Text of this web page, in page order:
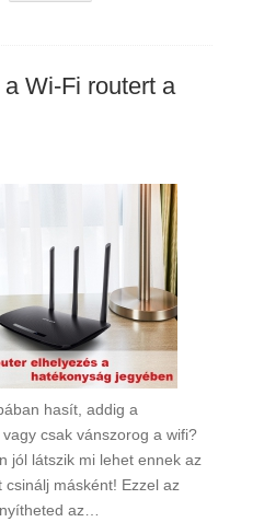
Wi-Fi routert a
hasít, addig a
csak vánszorog a wifi?
jól látszik mi lehet ennek az
másként! Ezzel az
az…